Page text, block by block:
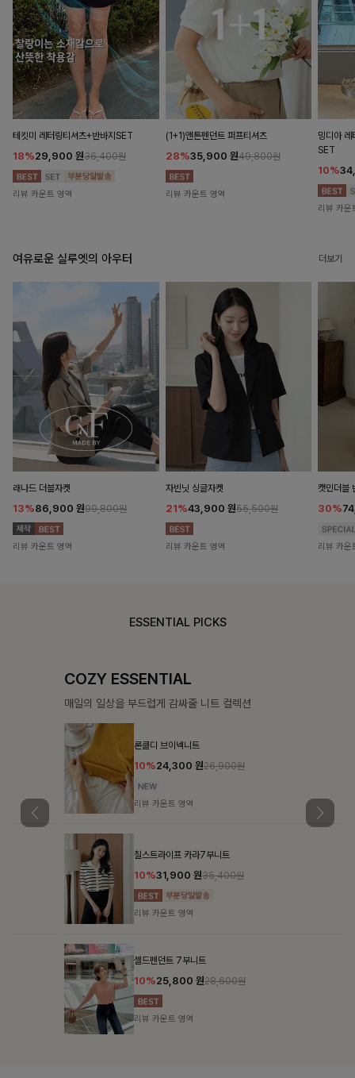
테킷미 레터링티셔츠+반바지SET
18%29,900 원36,400원
리뷰 카운트 영역
(1+1)앤튼펜던트 퍼프티셔츠
28%35,900 원49,800원
리뷰 카운트 영역
밍디아 레
SET
10%
리뷰 카운
여유로운 실루엣의 아우터 더보기
래나드 더블자켓
13%86,900 원99,800원
리뷰 카운트 영역
자빈닛 싱글자켓
21%43,900 원55,500원
리뷰 카운트 영역
캣민더블
30%
리뷰 카운
ESSENTIAL PICKS
COZY ESSENTIAL
매일의 일상을 부드럽게 감싸줄 니트 컬렉션
론클디 브이넥니트
10%24,300원26,900원
리뷰 카운트 영역
칠스트라이프 카라7부니트
10%31,900원35,400원
리뷰 카운트 영역
셀드펜던트 7부니트
10% 25,800원28,600원
리뷰 카운트 영역